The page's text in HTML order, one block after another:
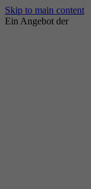
Skip to main content
Ein Angebot der